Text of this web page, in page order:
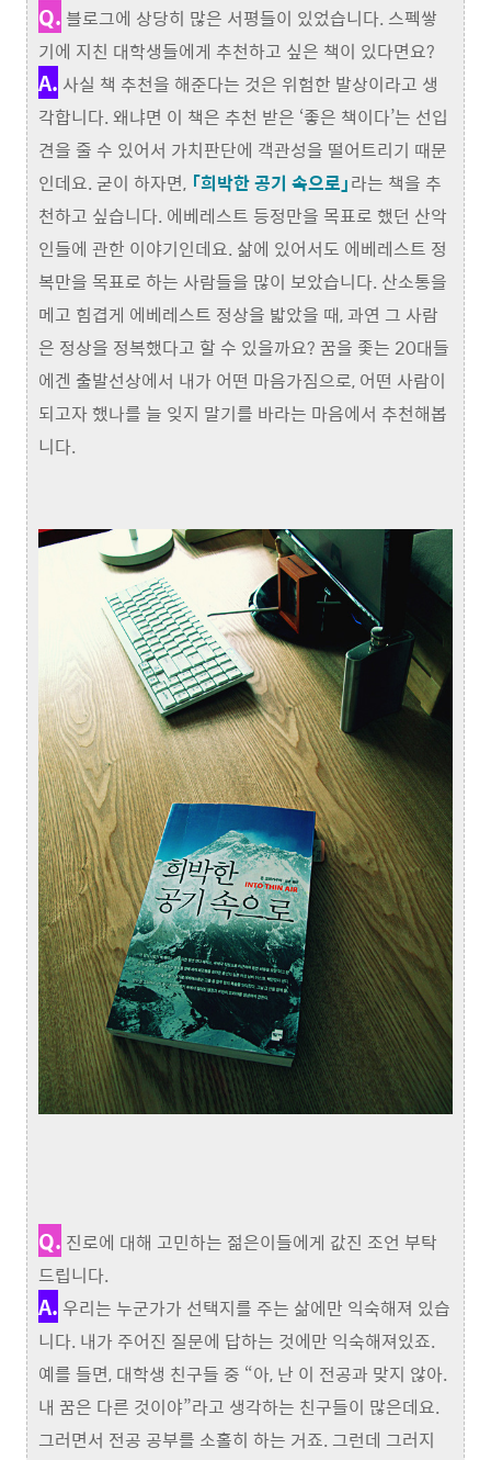
Q. 블로그에 상당히 많은 서평들이 있었습니다. 스펙쌓
기에 지친 대학생들에게 추천하고 싶은 책이 있다면요?
A. 사실 책 추천을 해준다는 것은 위험한 발상이라고 생
각합니다. 왜냐면 이 책은 추천 받은 ‘좋은 책이다’는 선입
견을 줄 수 있어서 가치판단에 객관성을 떨어트리기 때문
인데요. 굳이 하자면, 「희박한 공기 속으로」라는 책을 추
천하고 싶습니다. 에베레스트 등정만을 목표로 했던 산악
인들에 관한 이야기인데요. 삶에 있어서도 에베레스트 정
복만을 목표로 하는 사람들을 많이 보았습니다. 산소통을
메고 힘겹게 에베레스트 정상을 밟았을 때, 과연 그 사람
은 정상을 정복했다고 할 수 있을까요? 꿈을 좇는 20대들
에겐 출발선상에서 내가 어떤 마음가짐으로, 어떤 사람이
되고자 했나를 늘 잊지 말기를 바라는 마음에서 추천해봅
니다.
Q. 진로에 대해 고민하는 젊은이들에게 값진 조언 부탁
드립니다.
A. 우리는 누군가가 선택지를 주는 삶에만 익숙해져 있습
니다. 내가 주어진 질문에 답하는 것에만 익숙해져있죠.
예를 들면, 대학생 친구들 중 “아, 난 이 전공과 맞지 않아.
내 꿈은 다른 것이야”라고 생각하는 친구들이 많은데요.
그러면서 전공 공부를 소홀히 하는 거죠. 그런데 그러지